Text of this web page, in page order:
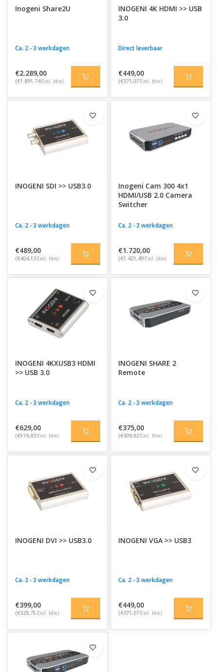
Inogeni Share2U
Ca. 2 - 3 werkdagen
€2.289,00
(€1.891,74 Excl. btw)
INOGENI 4K HDMI >> USB
3.0
Direct leverbaar
€449,00
(€371,07 Excl. btw)
INOGENI SDI >> USB3.0
Ca. 2 - 3 werkdagen
€489,00
(€404,13 Excl. btw)
Inogeni Cam 300 4x1
HDMI/USB 2.0 Camera
Switcher
Ca. 2 - 3 werkdagen
€1.720,00
(€1.421,49 Excl. btw)
INOGENI 4KXUSB3 HDMI
>> USB 3.0
Ca. 2 - 3 werkdagen
€629,00
(€519,83 Excl. btw)
INOGENI SHARE 2
Remote
Ca. 2 - 3 werkdagen
€375,00
(€309,92 Excl. btw)
INOGENI DVI >> USB3.0
Ca. 2 - 3 werkdagen
€399,00
(€329,75 Excl. btw)
INOGENI VGA >> USB3
Ca. 2 - 3 werkdagen
€449,00
(€371,07 Excl. btw)